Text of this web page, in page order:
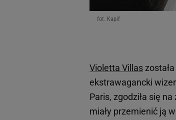
fot. Kapif
Violetta Villas
ekstrawagancki
Paris, zgodziła się
miały przemienić ją